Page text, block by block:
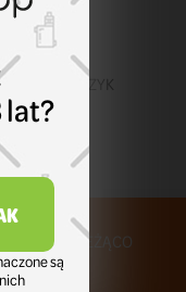
Spirits
KOSZYK
BĄDŹ NA BIEŻĄCO
lat?
są